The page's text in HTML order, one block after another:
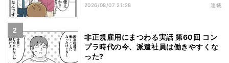
2026/08/07 21:28 連載
非正規雇用にまつわる実話 第60回 コン
プラ時代の今、派遣社員は働きやすくな
った?